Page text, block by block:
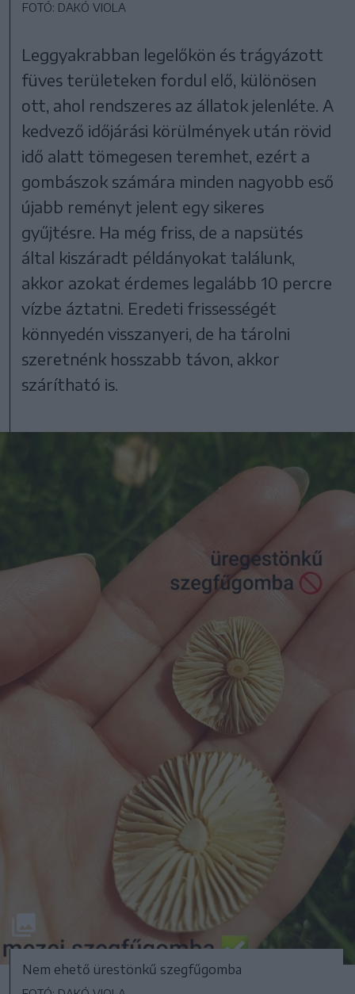
FOTÓ: DAKÓ VIOLA
Leggyakrabban legelőkön és trágyázott
füves területeken fordul elő, különösen
ott, ahol rendszeres az állatok jelenléte. A
kedvező időjárási körülmények után rövid
idő alatt tömegesen teremhet, ezért a
gombászok számára minden nagyobb eső
újabb reményt jelent egy sikeres
gyűjtésre. Ha még friss, de a napsütés
által kiszáradt példányokat találunk,
akkor azokat érdemes legalább 10 percre
vízbe áztatni. Eredeti frissességét
könnyedén visszanyeri, de ha tárolni
szeretnénk hosszabb távon, akkor
szárítható is.
Nem ehető ürestönkű szegfűgomba